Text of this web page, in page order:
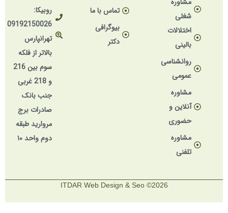
شغلی
اختلالات
بالینی
روانشناسی
عمومی
مشاوره
آنلاین و
حضوری
مشاوره
تلفنی
تماس با ما
بیوگرافی
دکتر
روبیکا:
09192150026
تهرانپارس
بالاتر از فلکه
سوم بین 216
و 218 غربی
جنب بانک
صادرات برج
مروارید طبقه
دوم واحد ۱۰